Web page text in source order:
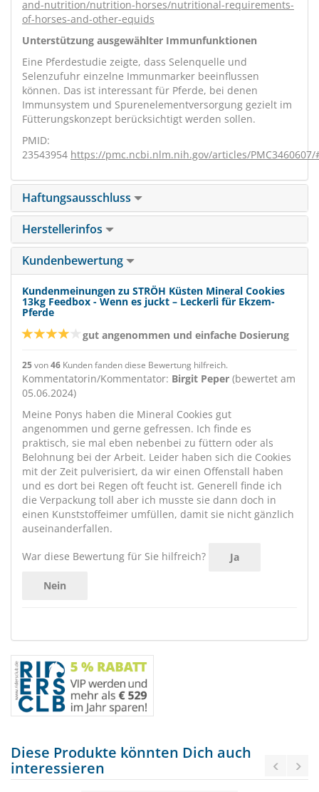
and-nutrition/nutrition-horses/nutritional-requirements-
of-horses-and-other-equids
Unterstützung ausgewählter Immunfunktionen
Eine Pferdestudie zeigte, dass Selenquelle und
Selenzufuhr einzelne Immunmarker beeinflussen
können. Das ist interessant für Pferde, bei denen
Immunsystem und Spurenelementversorgung gezielt im
Fütterungskonzept berücksichtigt werden sollen.
PMID:
23543954 https://pmc.ncbi.nlm.nih.gov/articles/
Haftungsausschluss
Herstellerinfos
Kundenbewertung
Kundenmeinungen zu STRÖH Küsten Mineral Cookies
13kg Feedbox - Wenn es juckt – Leckerli für Ekzem-
Pferde
gut angenommen und einfache Dosierung
25von46 Kunden fanden diese Bewertung hilfreich.
Kommentatorin/Kommentator: Birgit Peper (bewertet am
05.06.2024)
Meine Ponys haben die Mineral Cookies gut
angenommen und gerne gefressen. Ich finde es
praktisch, sie mal eben nebenbei zu füttern oder als
Belohnung bei der Arbeit. Leider haben sich die Cookies
mit der Zeit pulverisiert, da wir einen Offenstall haben
und es dort bei Regen oft feucht ist. Generell finde ich
die Verpackung toll aber ich musste sie dann doch in
einen Kunststoffeimer umfüllen, damit sie nicht gänzlich
auseinanderfallen.
War diese Bewertung für Sie hilfreich? Ja
Nein
Diese Produkte könnten Dich auch
interessieren